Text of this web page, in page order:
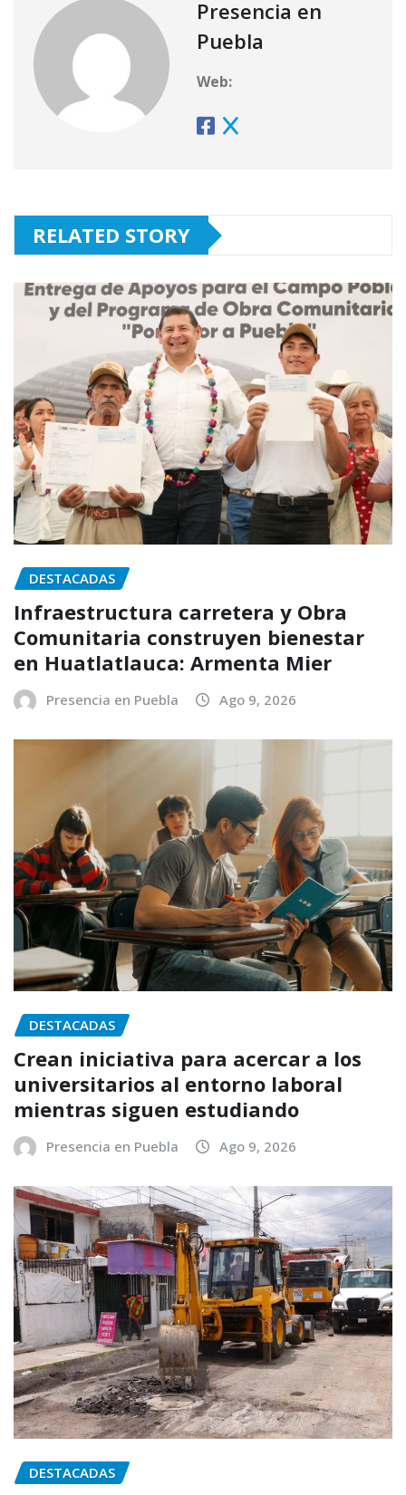
Presencia en
Puebla
Web:
RELATED STORY
DESTACADAS
Infraestructura carretera y Obra
Comunitaria construyen bienestar
en Huatlatlauca: Armenta Mier
Presencia en Puebla Ago 9, 2026
DESTACADAS
Crean iniciativa para acercar a los
universitarios al entorno laboral
mientras siguen estudiando
Presencia en Puebla Ago 9, 2026
DESTACADAS